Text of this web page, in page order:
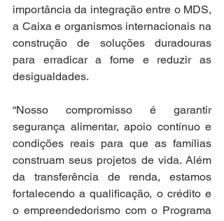
importância da integração entre o MDS,
a Caixa e organismos internacionais na
construção de soluções duradouras
para erradicar a fome e reduzir as
desigualdades.
“Nosso compromisso é garantir
segurança alimentar, apoio contínuo e
condições reais para que as famílias
construam seus projetos de vida. Além
da transferência de renda, estamos
fortalecendo a qualificação, o crédito e
o empreendedorismo com o Programa